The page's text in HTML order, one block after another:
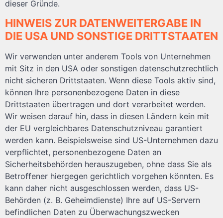
dieser Gründe.
HINWEIS ZUR DATENWEITERGABE IN
DIE USA UND SONSTIGE DRITTSTAATEN
Wir verwenden unter anderem Tools von Unternehmen
mit Sitz in den USA oder sonstigen datenschutzrechtlich
nicht sicheren Drittstaaten. Wenn diese Tools aktiv sind,
können Ihre personenbezogene Daten in diese
Drittstaaten übertragen und dort verarbeitet werden.
Wir weisen darauf hin, dass in diesen Ländern kein mit
der EU vergleichbares Datenschutzniveau garantiert
werden kann. Beispielsweise sind US-Unternehmen dazu
verpflichtet, personenbezogene Daten an
Sicherheitsbehörden herauszugeben, ohne dass Sie als
Betroffener hiergegen gerichtlich vorgehen könnten. Es
kann daher nicht ausgeschlossen werden, dass US-
Behörden (z. B. Geheimdienste) Ihre auf US-Servern
befindlichen Daten zu Überwachungszwecken